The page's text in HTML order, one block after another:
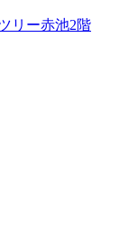
リー赤池2階